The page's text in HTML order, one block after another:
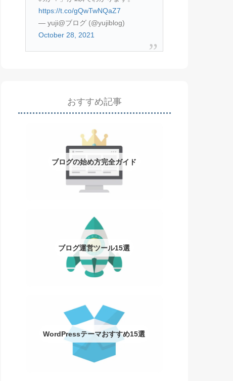
https://t.co/gQwTwNQaZ7
— yuji@ブログ (@yujiblog)
October 28, 2021
おすすめ記事
ブログの始め方完全ガイド
ブログ運営ツール15選
WordPressテーマおすすめ15選